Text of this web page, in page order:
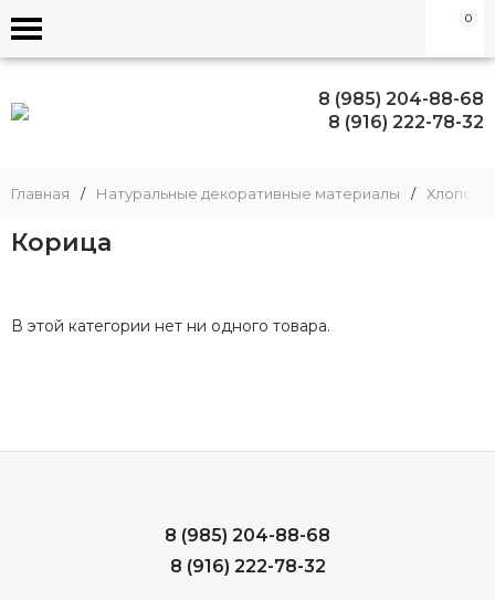
0
8 (985) 204-88-68
8 (916) 222-78-32
Главная / Натуральные декоративные материалы / Хлопок,
Корица
В этой категории нет ни одного товара.
8 (985) 204-88-68
8 (916) 222-78-32